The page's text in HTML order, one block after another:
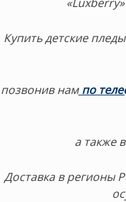
Купить детские
позвонив нам по
а также в
Доставка в регионы